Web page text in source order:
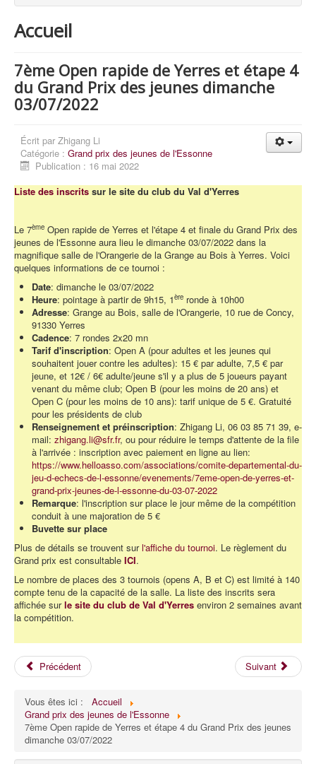
Accueil
7ème Open rapide de Yerres et étape 4
du Grand Prix des jeunes dimanche
03/07/2022
Écrit par Zhigang Li
Catégorie : Grand prix des jeunes de l'Essonne
Publication : 16 mai 2022
Liste des inscrits sur le site du club du Val d'Yerres
Le 7ème Open rapide de Yerres et l'étape 4 et finale du Grand Prix des
jeunes de l'Essonne aura lieu le dimanche 03/07/2022 dans la
magnifique salle de l'Orangerie de la Grange au Bois à Yerres. Voici
quelques informations de ce tournoi :
Date: dimanche le 03/07/2022
Heure: pointage à partir de 9h15, 1ère ronde à 10h00
Adresse: Grange au Bois, salle de l'Orangerie, 10 rue de Concy,
91330 Yerres
Cadence: 7 rondes 2x20 mn
Tarif d'inscription: Open A (pour adultes et les jeunes qui
souhaitent jouer contre les adultes): 15 € par adulte, 7,5 € par
jeune, et 12€ / 6€ adulte/jeune s'il y a plus de 5 joueurs payant
venant du même club; Open B (pour les moins de 20 ans) et
Open C (pour les moins de 10 ans): tarif unique de 5 €. Gratuité
pour les présidents de club
Renseignement et préinscription: Zhigang Li, 06 03 85 71 39, e-
mail: zhigang.li@sfr.fr, ou pour réduire le temps d'attente de la file
à l'arrivée : inscription avec paiement en ligne au lien:
https://www.helloasso.com/associations/comite-departemental-du-
jeu-d-echecs-de-l-essonne/evenements/7eme-open-de-yerres-et-
grand-prix-jeunes-de-l-essonne-du-03-07-2022
Remarque: l'inscription sur place le jour même de la compétition
conduit à une majoration de 5 €
Buvette sur place
Plus de détails se trouvent surl'affiche du tournoi. Le règlement du
Grand prix est consultable ICI.
Le nombre de places des 3 tournois (opens A, B et C) est limité à 140
compte tenu de la capacité de la salle. La liste des inscrits sera
affichée surle site du club de Val d'Yerres environ 2 semaines avant
la compétition.
Précédent Suivant
Vous êtes ici :
Accueil
Grand prix des jeunes de l'Essonne
7ème Open rapide de Yerres et étape 4 du Grand Prix des jeunes
dimanche 03/07/2022